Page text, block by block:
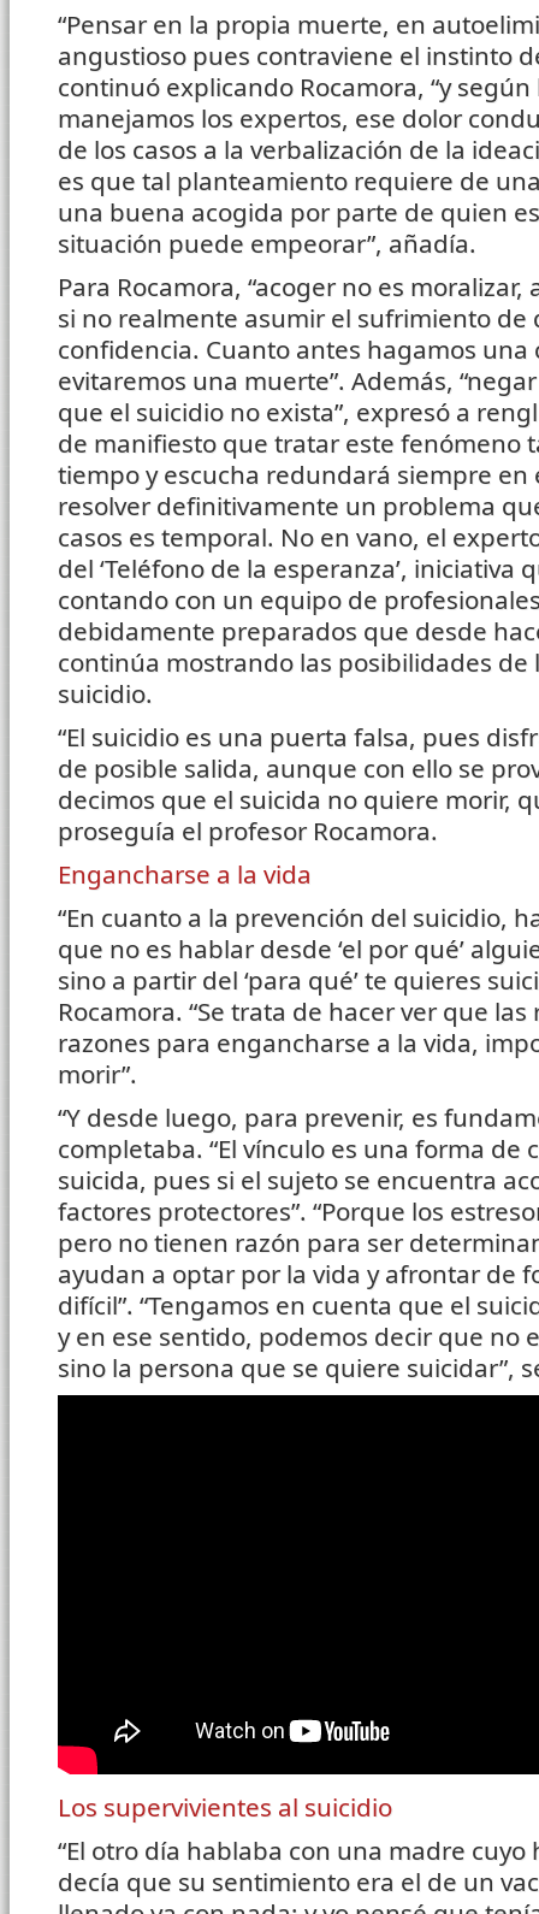
“Pensar en la propia muerte, en
angustioso pues contraviene el instinto
continuó explicando Rocamora, “y
manejamos los expertos, ese dolor
de los casos a la verbalización de la
es que tal planteamiento requiere de
una buena acogida por parte de quien
situación puede empeorar”, añadía.
Para Rocamora, “acoger no es
si no realmente asumir el sufrimiento de
confidencia. Cuanto antes hagamos
evitaremos una muerte”. Además,
que el suicidio no exista”, expresó a
de manifiesto que tratar este fenómeno
tiempo y escucha redundará siempre
resolver definitivamente un problema
casos es temporal. No en vano, el
del ‘Teléfono de la esperanza’, iniciativa
contando con un equipo de
debidamente preparados que desde
continúa mostrando las posibilidades de
suicidio.
“El suicidio es una puerta falsa, pues
de posible salida, aunque con ello se
decimos que el suicida no quiere morir,
proseguía el profesor Rocamora.
Engancharse a la vida
“En cuanto a la prevención del suicidio,
que no es hablar desde ‘el por qué’
sino a partir del ‘para qué’ te quieres
Rocamora. “Se trata de hacer ver que
razones para engancharse a la vida,
morir”.
“Y desde luego, para prevenir, es
completaba. “El vínculo es una forma de
suicida, pues si el sujeto se encuentra
factores protectores”. “Porque los
pero no tienen razón para ser
ayudan a optar por la vida y afrontar de
difícil”. “Tengamos en cuenta que el
y en ese sentido, podemos decir que no
sino la persona que se quiere suicidar”,
Los supervivientes al suicidio
“El otro día hablaba con una madre cuyo
decía que su sentimiento era el de un